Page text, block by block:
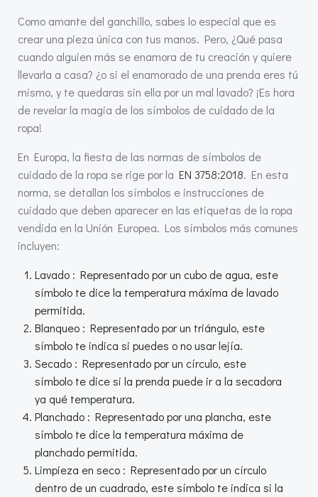
Como amante del ganchillo, sabes lo especial que es
crear una pieza única con tus manos. Pero, ¿Qué pasa
cuando alguien más se enamora de tu creación y quiere
llevarla a casa? ¿o si el enamorado de una prenda eres tú
mismo, y te quedaras sin ella por un mal lavado? ¡Es hora
de revelar la magia de los símbolos de cuidado de la
ropa!
En Europa, la fiesta de las normas de símbolos de
cuidado de la ropa se rige por la EN 3758:2018. En esta
norma, se detallan los símbolos e instrucciones de
cuidado que deben aparecer en las etiquetas de la ropa
vendida en la Unión Europea. Los símbolos más comunes
incluyen:
Lavado : Representado por un cubo de agua, este
símbolo te dice la temperatura máxima de lavado
permitida.
Blanqueo : Representado por un triángulo, este
símbolo te indica si puedes o no usar lejía.
Secado : Representado por un círculo, este
símbolo te dice si la prenda puede ir a la secadora
ya qué temperatura.
Planchado : Representado por una plancha, este
símbolo te dice la temperatura máxima de
planchado permitida.
Limpieza en seco : Representado por un círculo
dentro de un cuadrado, este símbolo te indica si la